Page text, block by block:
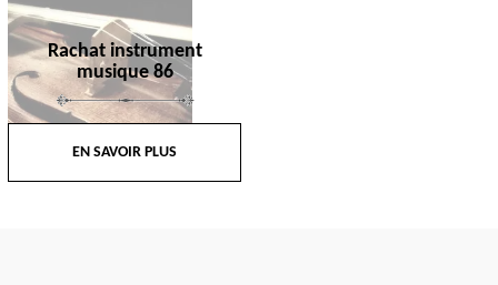
Rachat instrument
musique 86
EN SAVOIR PLUS